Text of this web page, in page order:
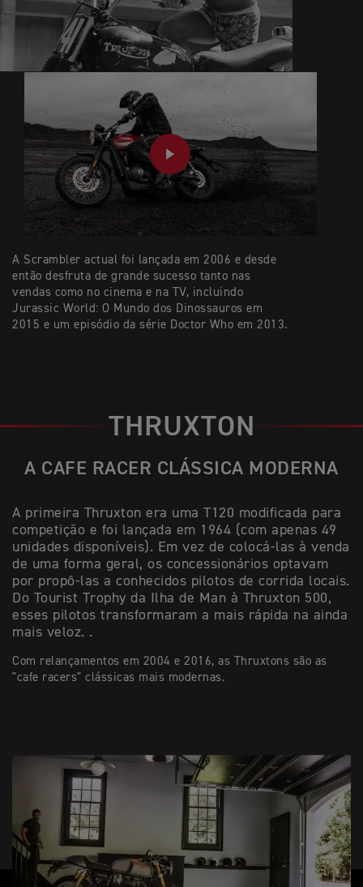
A Scrambler actual foi lançada em 2006 e desde
então desfruta de grande sucesso tanto nas
vendas como no cinema e na TV, incluindo
Jurassic World: O Mundo dos Dinossauros em
2015 e um episódio da série Doctor Who em 2013.
PLAY
THRUXTON
A CAFE RACER CLÁSSICA MODERNA
A primeira Thruxton era uma T120 modificada para
competição e foi lançada em 1964 (com apenas 49
unidades disponíveis). Em vez de colocá-las à venda
de uma forma geral, os concessionários optavam
por propô-las a conhecidos pilotos de corrida locais.
Do Tourist Trophy da Ilha de Man à Thruxton 500,
esses pilotos transformaram a mais rápida na ainda
mais veloz. .
Com relançamentos em 2004 e 2016, as Thruxtons são as
"cafe racers" clássicas mais modernas.